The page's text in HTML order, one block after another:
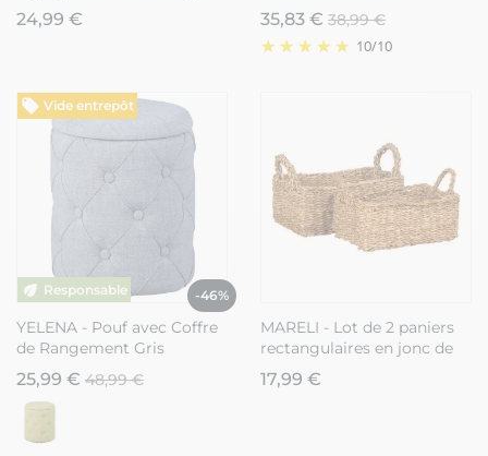
24,99 € 35,83 € 38,99 €
10/10
Vide entrepôt
-46%
YELENA - Pouf avec Coffre
de Rangement Gris
25,99 € 48,99 €
MARELI - Lot de 2 paniers
rectangulaires en jonc de
mer avec poignées
17,99 €